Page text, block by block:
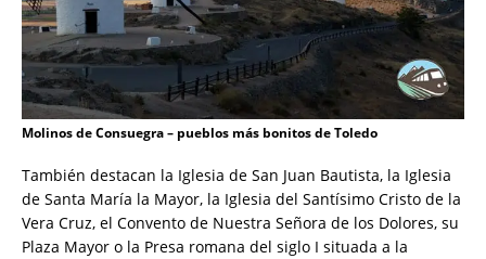
Molinos de Consuegra – pueblos más bonitos de Toledo
También destacan la Iglesia de San Juan Bautista, la Iglesia
de Santa María la Mayor, la Iglesia del Santísimo Cristo de la
Vera Cruz, el Convento de Nuestra Señora de los Dolores, su
Plaza Mayor o la Presa romana del siglo I situada a la